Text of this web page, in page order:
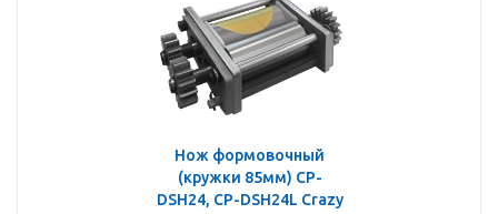
Нож формовочный
(кружки 85мм) CP-
DSH24, CP-DSH24L Crazy